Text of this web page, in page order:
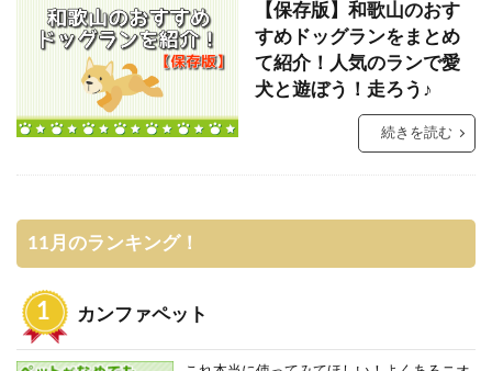
【保存版】和歌山のおす
すめドッグランをまとめ
て紹介！人気のランで愛
犬と遊ぼう！走ろう♪
続きを読む
11月のランキング！
カンファペット